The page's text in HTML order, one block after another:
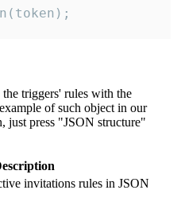
triggers' rules with the
of such object in our
just press "JSON structure"
invitations rules in JSON